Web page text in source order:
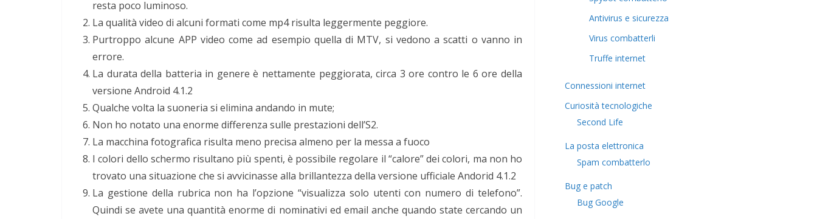
resta poco luminoso.
La qualità video di alcuni formati come mp4 risulta leggermente peggiore.
Purtroppo alcune APP video come ad esempio quella di MTV, si vedono a scatti o vanno in
errore.
La durata della batteria in genere è nettamente peggiorata, circa 3 ore contro le 6 ore della
versione Android 4.1.2
Qualche volta la suoneria si elimina andando in mute;
Non ho notato una enorme differenza sulle prestazioni dell’S2.
La macchina fotografica risulta meno precisa almeno per la messa a fuoco
I colori dello schermo risultano più spenti, è possibile regolare il “calore” dei colori, ma non ho
trovato una situazione che si avvicinasse alla brillantezza della versione ufficiale Andorid 4.1.2
La gestione della rubrica non ha l’opzione “visualizza solo utenti con numero di telefono”.
Quindi se avete una quantità enorme di nominativi ed email anche quando state cercando un
Antivirus e sicurezza
Virus combatterli
Truffe internet
Connessioni internet
Curiosità tecnologiche
​Second Life
La posta elettronica
Spam combatterlo
Bug e patch
Bug Google